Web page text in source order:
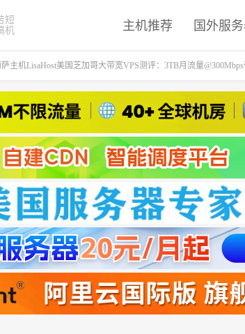
短
机
主机推荐 国外服
萨主机LisaHost美国芝加哥大带宽VPS测评：3TB月流量